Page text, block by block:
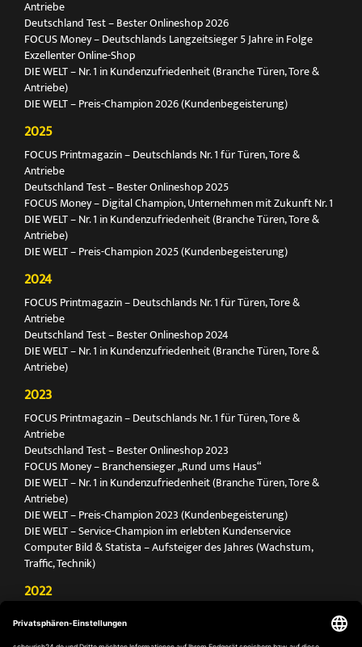
Antriebe
Deutschland Test – Bester Onlineshop 2026
FOCUS Money – Deutschlands Langzeitsieger 5 Jahre in Folge
Exzellenter Online-Shop
DIE WELT – Nr. 1 in Kundenzufriedenheit (Branche Türen, Tore &
Antriebe)
DIE WELT – Preis-Champion 2026 (Kundenbegeisterung)
2025
FOCUS Printmagazin – Deutschlands Nr. 1 für Türen, Tore &
Antriebe
Deutschland Test – Bester Onlineshop 2025
FOCUS Money – Digital Champion, Unternehmen mit Zukunft Nr. 1
DIE WELT – Nr. 1 in Kundenzufriedenheit (Branche Türen, Tore &
Antriebe)
DIE WELT – Preis-Champion 2025 (Kundenbegeisterung)
2024
FOCUS Printmagazin – Deutschlands Nr. 1 für Türen, Tore &
Antriebe
Deutschland Test – Bester Onlineshop 2024
DIE WELT – Nr. 1 in Kundenzufriedenheit (Branche Türen, Tore &
Antriebe)
2023
FOCUS Printmagazin – Deutschlands Nr. 1 für Türen, Tore &
Antriebe
Deutschland Test – Bester Onlineshop 2023
FOCUS Money – Branchensieger „Rund ums Haus“
DIE WELT – Nr. 1 in Kundenzufriedenheit (Branche Türen, Tore &
Antriebe)
DIE WELT – Preis-Champion 2023 (Kundenbegeisterung)
DIE WELT – Service-Champion im erlebten Kundenservice
Computer Bild & Statista – Aufsteiger des Jahres (Wachstum,
Traffic, Technik)
2022
Antriebe